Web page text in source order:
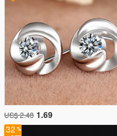
US$ 2.48 1.69
32